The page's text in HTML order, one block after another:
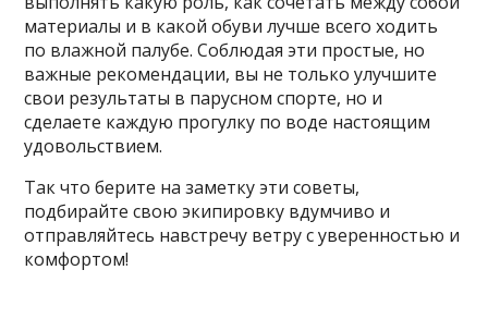
материалы и в какой обуви лучше всего ходить
по влажной палубе. Соблюдая эти простые, но
важные рекомендации, вы не только улучшите
свои результаты в парусном спорте, но и
сделаете каждую прогулку по воде настоящим
удовольствием.
Так что берите на заметку эти советы,
подбирайте свою экипировку вдумчиво и
отправляйтесь навстречу ветру с уверенностью и
комфортом!